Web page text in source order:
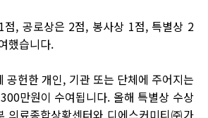
점, 공로상은 2점, 봉사상 1점, 특별상 2
했습니다.
공헌한 개인, 기관 또는 단체에 주어지는
만원이 수여됩니다. 올해 특별상 수상
의료종합상황센터와 디에스커미티㈜가